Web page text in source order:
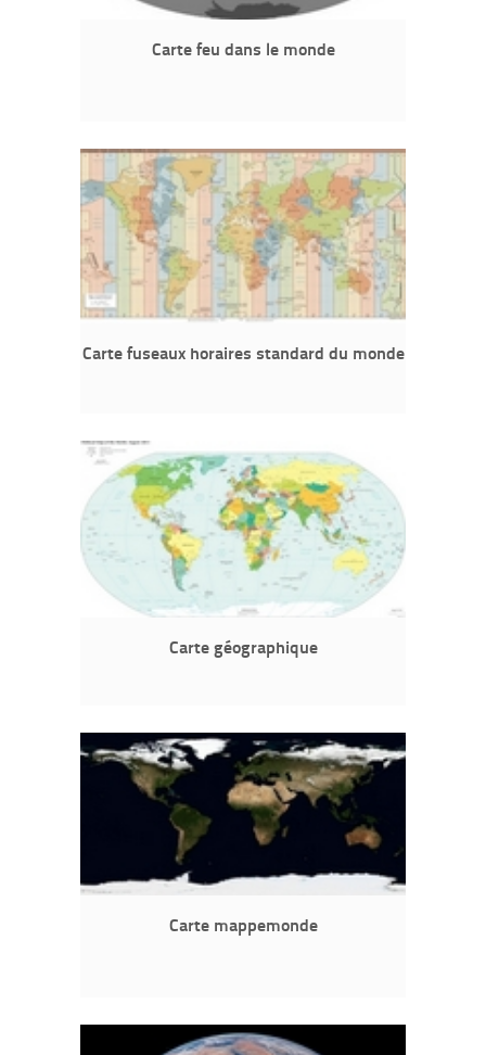
Carte feu dans le monde
Carte fuseaux horaires standard du monde
Carte géographique
Carte mappemonde